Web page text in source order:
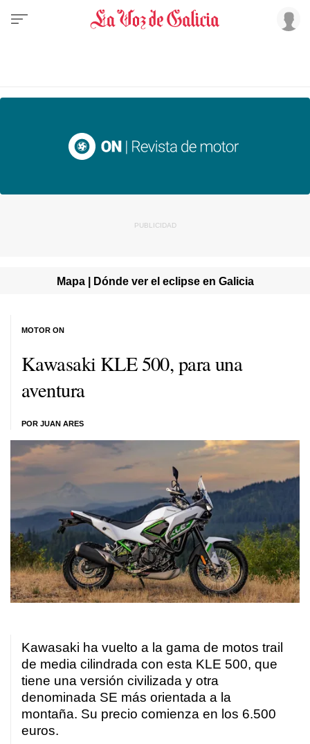
Mapa | Dónde ver el eclipse en Galicia
Kawasaki KLE 500, para una
aventura
POR JUAN ARES
MOTOR ON
Kawasaki ha vuelto a la gama de motos trail
de media cilindrada con esta KLE 500, que
tiene una versión civilizada y otra
denominada SE más orientada a la
montaña. Su precio comienza en los 6.500
euros.